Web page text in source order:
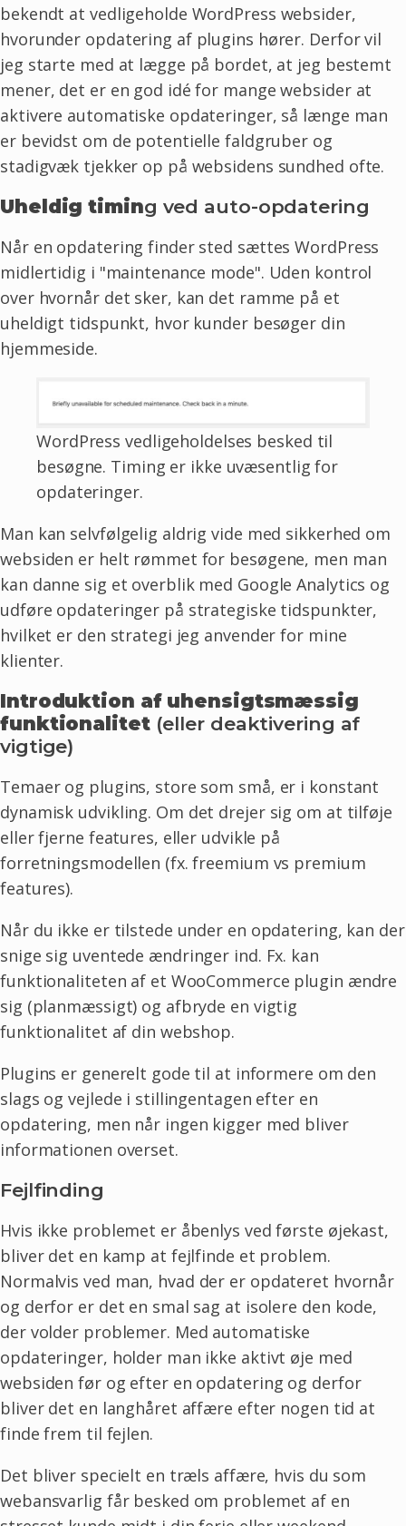
bekendt at vedligeholde WordPress websider,
hvorunder opdatering af plugins hører. Derfor vil
jeg starte med at lægge på bordet, at jeg bestemt
mener, det er en god idé for mange websider at
aktivere automatiske opdateringer, så længe man
er bevidst om de potentielle faldgruber og
stadigvæk tjekker op på websidens sundhed ofte.
Uheldig timing ved auto-opdatering
Når en opdatering finder sted sættes WordPress
midlertidig i "maintenance mode". Uden kontrol
over hvornår det sker, kan det ramme på et
uheldigt tidspunkt, hvor kunder besøger din
hjemmeside.
WordPress vedligeholdelses besked til
besøgne. Timing er ikke uvæsentlig for
opdateringer.
Man kan selvfølgelig aldrig vide med sikkerhed om
websiden er helt rømmet for besøgene, men man
kan danne sig et overblik med Google Analytics og
udføre opdateringer på strategiske tidspunkter,
hvilket er den strategi jeg anvender for mine
klienter.
Introduktion af uhensigtsmæssig
funktionalitet(eller deaktivering af
vigtige)
Temaer og plugins, store som små, er i konstant
dynamisk udvikling. Om det drejer sig om at tilføje
eller fjerne features, eller udvikle på
forretningsmodellen (fx. freemium vs premium
features).
Når du ikke er tilstede under en opdatering, kan der
snige sig uventede ændringer ind. Fx. kan
funktionaliteten af et WooCommerce plugin ændre
sig (planmæssigt) og afbryde en vigtig
funktionalitet af din webshop.
Plugins er generelt gode til at informere om den
slags og vejlede i stillingentagen efter en
opdatering, men når ingen kigger med bliver
informationen overset.
Fejlfinding
Hvis ikke problemet er åbenlys ved første øjekast,
bliver det en kamp at fejlfinde et problem.
Normalvis ved man, hvad der er opdateret hvornår
og derfor er det en smal sag at isolere den kode,
der volder problemer. Med automatiske
opdateringer, holder man ikke aktivt øje med
websiden før og efter en opdatering og derfor
bliver det en langhåret affære efter nogen tid at
finde frem til fejlen.
Det bliver specielt en træls affære, hvis du som
webansvarlig får besked om problemet af en